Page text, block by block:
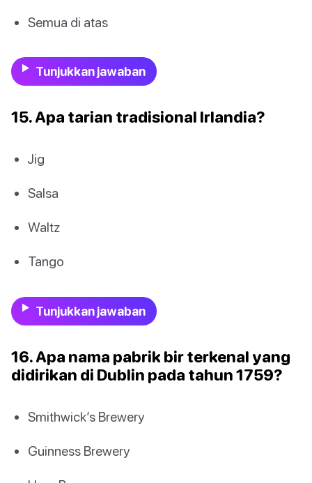
Semua di atas
Tunjukkan jawaban
15. Apa tarian tradisional Irlandia?
Jig
Salsa
Waltz
Tango
Tunjukkan jawaban
16. Apa nama pabrik bir terkenal yang
didirikan di Dublin pada tahun 1759?
Smithwick’s Brewery
Guinness Brewery